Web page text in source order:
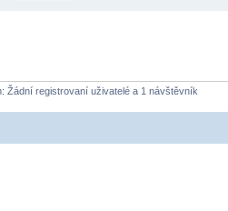
Žádní registrovaní uživatelé a 1 návštěvník